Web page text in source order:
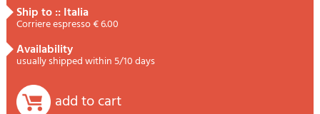
ship to :: Italia
Corriere espresso € 6.00
availability
usually shipped within 5/10 days
add to cart